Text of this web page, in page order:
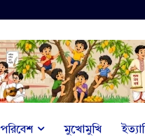
পরিবেশ মুখোমুখি